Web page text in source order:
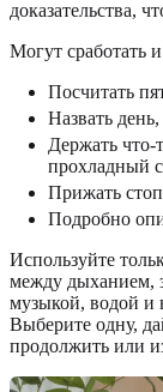
доказательства,
Могут сработать
Посчитать
Назвать
Держать что-
прохладный
Прижать
Подробно
Используйте
между дыханием,
музыкой, водой и
Выберите одну,
продолжить или